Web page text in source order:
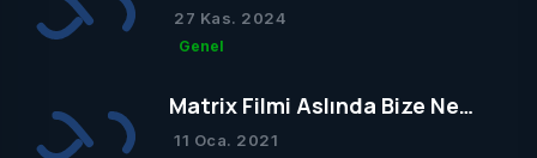
27 Kas. 2024
Genel
Matrix Filmi Aslında Bize Ne
Anlatmak İstedi?
11 Oca. 2021